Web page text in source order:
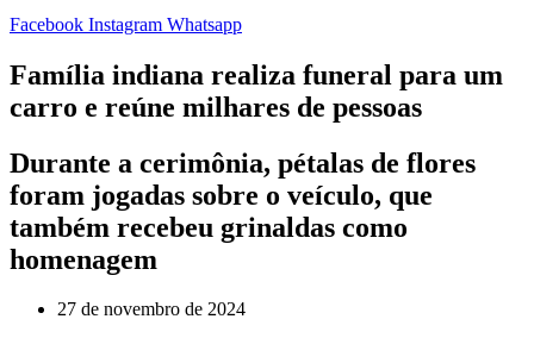
Facebook Instagram Whatsapp
Família indiana realiza funeral para um
carro e reúne milhares de pessoas
Durante a cerimônia, pétalas de flores
foram jogadas sobre o veículo, que
também recebeu grinaldas como
homenagem
27 de novembro de 2024